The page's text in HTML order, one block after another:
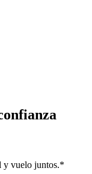
y vuelo juntos.*